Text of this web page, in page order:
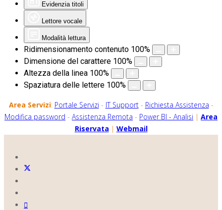
Evidenzia titoli
Lettore vocale
Modalità lettura
Ridimensionamento contenuto 100%
Dimensione del carattere 100%
Altezza della linea 100%
Spaziatura delle lettere 100%
Area Servizi: Portale Servizi - IT Support- Richiesta Assistenza -
Modifica password - Assistenza Remota - Power BI - Analisi | Area
Riservata | Webmail